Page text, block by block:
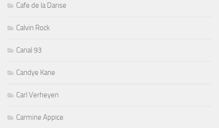
Cafe de la Danse
Calvin Rock
Canal 93
Candye Kane
Carl Verheyen
Carmine Appice